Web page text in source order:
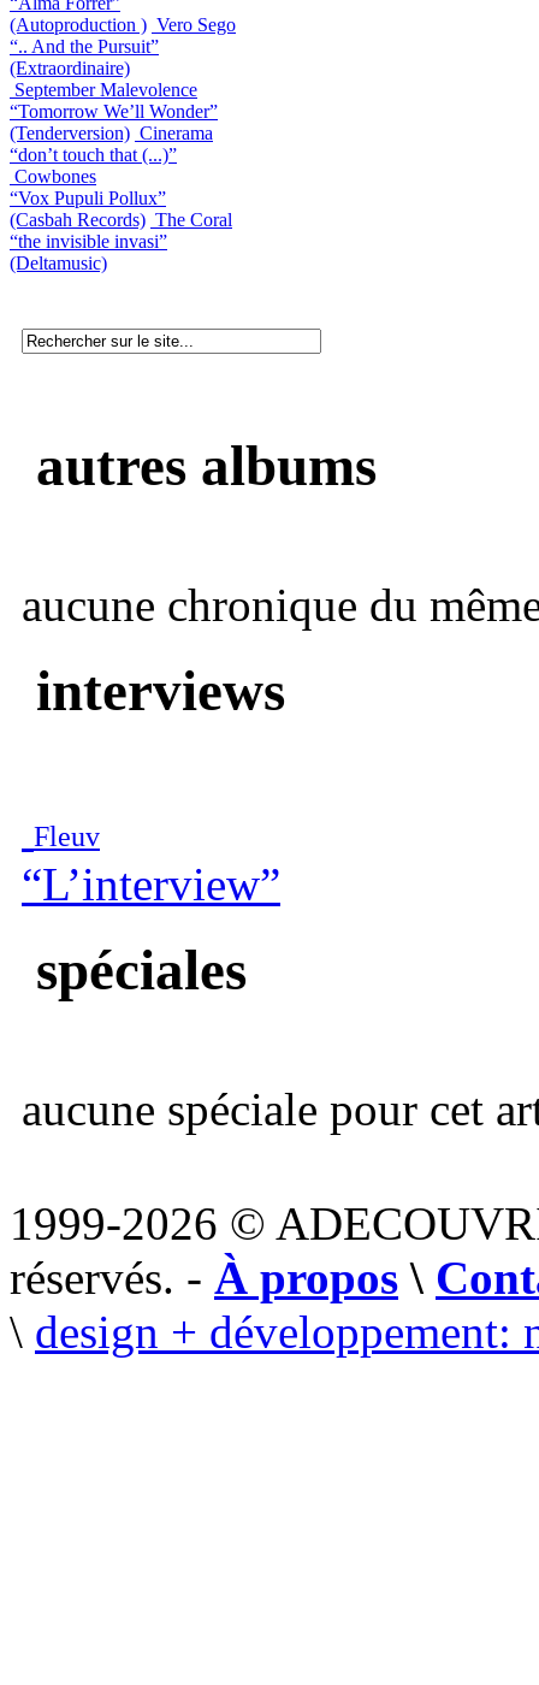
(Autoproduction ) Vero Sego
“.. And the Pursuit”
(Extraordinaire)
September Malevolence
“Tomorrow We’ll Wonder”
(Tenderversion) Cinerama
“don’t touch that (...)”
Cowbones
“Vox Pupuli Pollux”
(Casbah Records) The Coral
“the invisible invasi”
(Deltamusic)
autres albums
aucune chronique du
interviews
Fleuv
“L’interview”
spéciales
aucune spéciale pour cet
1999-2026 ©
réservés. - À propos \
\ design + développement: